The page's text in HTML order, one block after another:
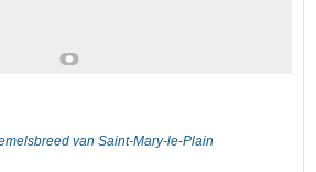
van Saint-Mary-le-Plain